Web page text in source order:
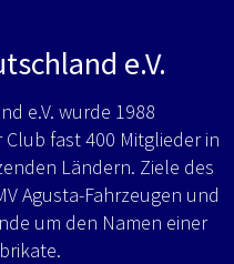
e.V.
e.V. wurde 1988
fast 400 Mitglieder in
Ländern. Ziele des
Agusta-Fahrzeugen und
um den Namen einer